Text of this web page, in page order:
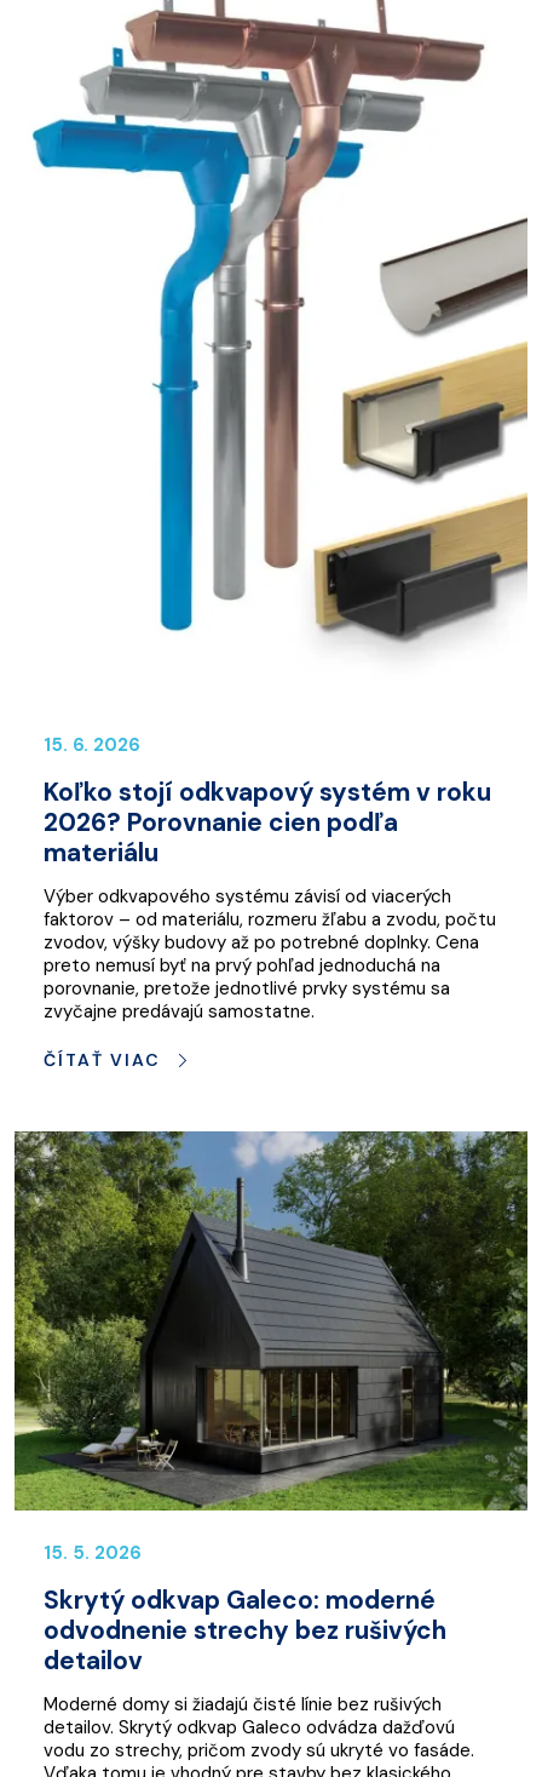
15. 6. 2026
Koľko stojí odkvapový systém v roku
2026? Porovnanie cien podľa
materiálu
Výber odkvapového systému závisí od viacerých
faktorov – od materiálu, rozmeru žľabu a zvodu, počtu
zvodov, výšky budovy až po potrebné doplnky. Cena
preto nemusí byť na prvý pohľad jednoduchá na
porovnanie, pretože jednotlivé prvky systému sa
zvyčajne predávajú samostatne.
ČÍTAŤ VIAC
15. 5. 2026
Skrytý odkvap Galeco: moderné
odvodnenie strechy bez rušivých
detailov
Moderné domy si žiadajú čisté línie bez rušivých
detailov. Skrytý odkvap Galeco odvádza dažďovú
vodu zo strechy, pričom zvody sú ukryté vo fasáde.